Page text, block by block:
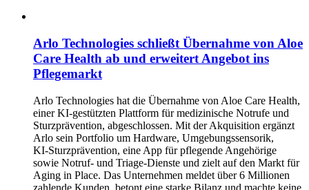
Arlo Technologies schließt Übernahme von Aloe
Care Health ab und erweitert Angebot ins
Pflegemarkt
Arlo Technologies hat die Übernahme von Aloe Care Health,
einer KI-gestützten Plattform für medizinische Notrufe und
Sturzprävention, abgeschlossen. Mit der Akquisition ergänzt
Arlo sein Portfolio um Hardware, Umgebungssensorik,
KI‑Sturzprävention, eine App für pflegende Angehörige
sowie Notruf- und Triage-Dienste und zielt auf den Markt für
Aging in Place. Das Unternehmen meldet über 6 Millionen
zahlende Kunden, betont eine starke Bilanz und machte keine